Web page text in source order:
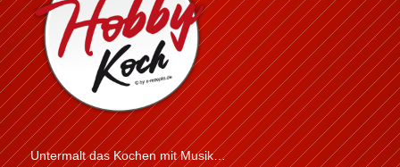
Untermalt das Kochen mit Musik…